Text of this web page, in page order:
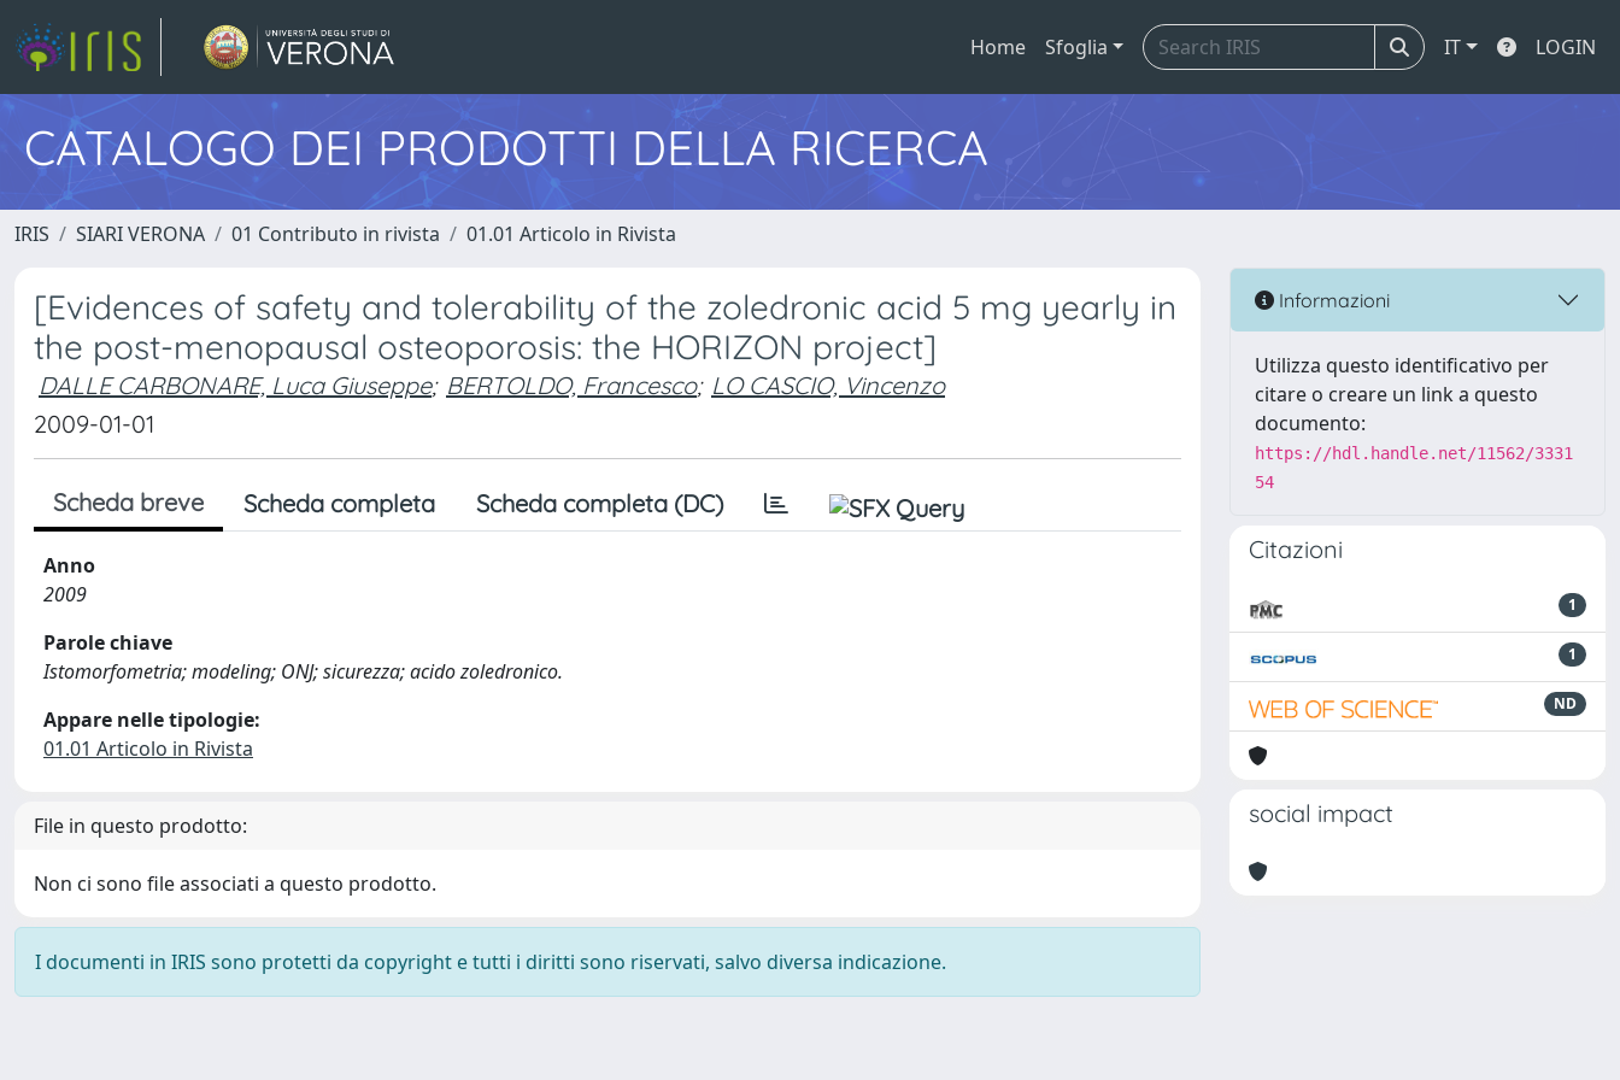
Home Sfoglia IT LOGIN
CATALOGO DEI PRODOTTI DELLA RICERCA
IRIS SIARI VERONA 01 Contributo in rivista 01.01 Articolo in Rivista
[Evidences of safety and tolerability of the zoledronic acid 5 mg yearly in
the post-menopausal osteoporosis: the HORIZON project]
DALLE CARBONARE, Luca Giuseppe; BERTOLDO, Francesco; LO CASCIO, Vincenzo
2009-01-01
Scheda breve Scheda completa Scheda completa (DC)
Anno
2009
Parole chiave
Istomorfometria; modeling; ONJ; sicurezza; acido zoledronico.
Appare nelle tipologie:
01.01 Articolo in Rivista
File in questo prodotto:
Non ci sono file associati a questo prodotto.
I documenti in IRIS sono protetti da copyright e tutti i diritti sono riservati, salvo diversa indicazione.
Informazioni
Utilizza questo identificativo per
citare o creare un link a questo
documento:
https://hdl.handle.net/11562/3331
54
Citazioni
1
1
ND
social impact